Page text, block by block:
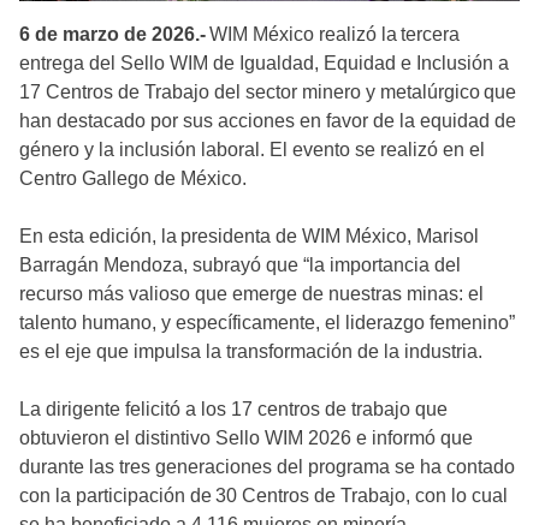
6 de marzo de 2026.-WIM México realizó la tercera
entrega del Sello WIM de Igualdad, Equidad e Inclusión a
17 Centros de Trabajo del sector minero y metalúrgico que
han destacado por sus acciones en favor de la equidad de
género y la inclusión laboral. El evento se realizó en el
Centro Gallego de México.
En esta edición, la presidenta de WIM México, Marisol
Barragán Mendoza, subrayó que “la importancia del
recurso más valioso que emerge de nuestras minas: el
talento humano, y específicamente, el liderazgo femenino”
es el eje que impulsa la transformación de la industria.
La dirigente felicitó a los 17 centros de trabajo que
obtuvieron el distintivo Sello WIM 2026 e informó que
durante las tres generaciones del programa se ha contado
con la participación de 30 Centros de Trabajo, con lo cual